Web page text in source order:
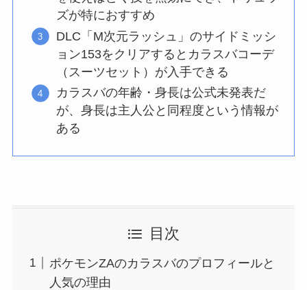
ズが特におすすめ
DLC「M次元ラッシュ」のサイドミッシ
ョン153をクリアするとカラスバコーデ
（スーツセット）が入手できる
カラスバの年齢・身長は公式未発表だ
が、身長は主人公と同程度という情報が
ある
目次
ポケモンZAのカラスバのプロフィールと
人気の理由